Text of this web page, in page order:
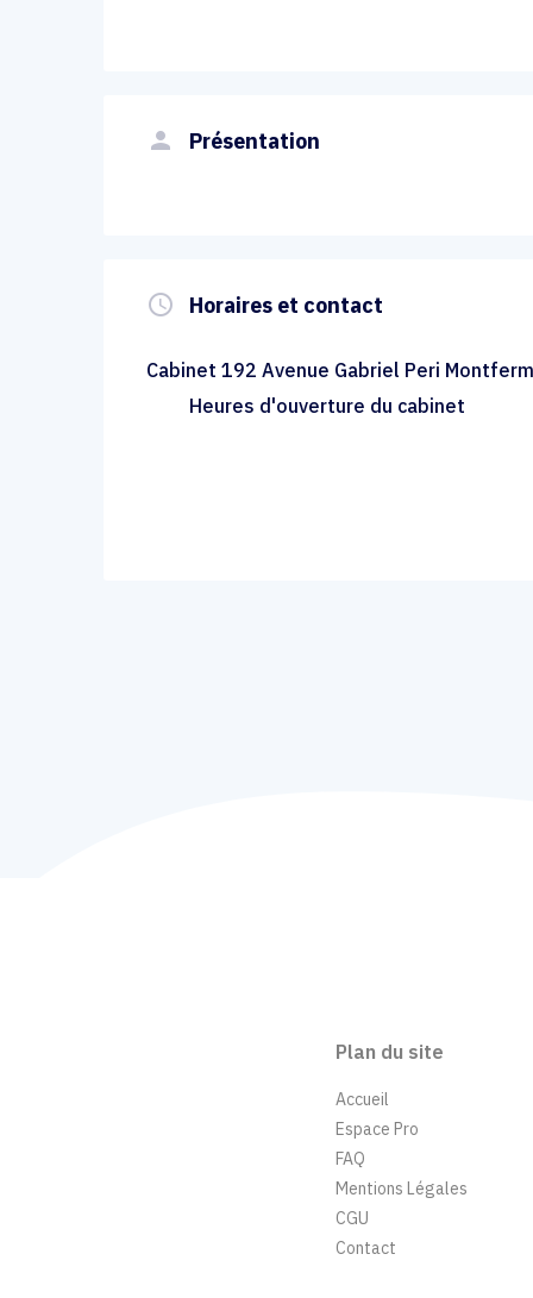
person Présentation
query_builder Horaires et contact
Cabinet 192 Avenue Gabriel Peri
Heures d'ouverture du cabinet
Plan du site
Accueil
Espace Pro
FAQ
Mentions Légales
CGU
Contact